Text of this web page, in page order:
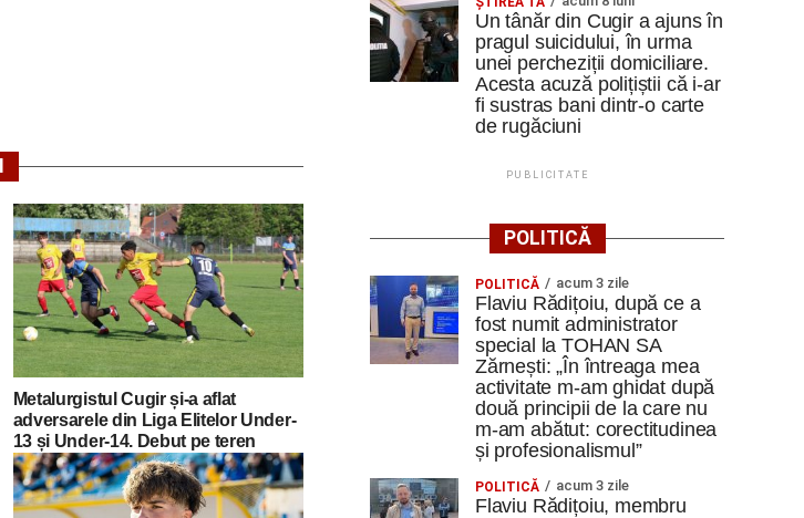
Metalurgistul Cugir și-a aflat
adversarele din Liga Elitelor Under-
13 și Under-14. Debut pe teren
propriu cu CSS Lugoj
Un tânăr din Cugir a ajuns în
pragul suicidului, în urma
unei percheziții domiciliare.
Acesta acuză polițiștii că i-ar
fi sustras bani dintr-o carte
de rugăciuni
PUBLICITATE
POLITICĂ
POLITICĂ acum 3 zile
Flaviu Rădițoiu, după ce a
fost numit administrator
special la TOHAN SA
Zărnești: „În întreaga mea
activitate m-am ghidat după
două principii de la care nu
m-am abătut: corectitudinea
și profesionalismul”
POLITICĂ acum 3 zile
Flaviu Rădițoiu, membru